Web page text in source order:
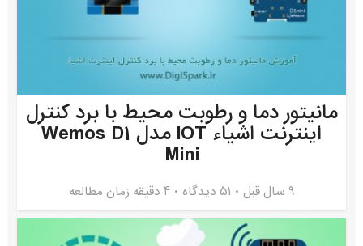
مانیتور دما و رطوبت محیط با برد کنترل
اینترنت اشیاء IOT مدل Wemos D1
Mini
9 سال قبل ۵۱ دیدگاه 4 دقیقه زمان مطالعه